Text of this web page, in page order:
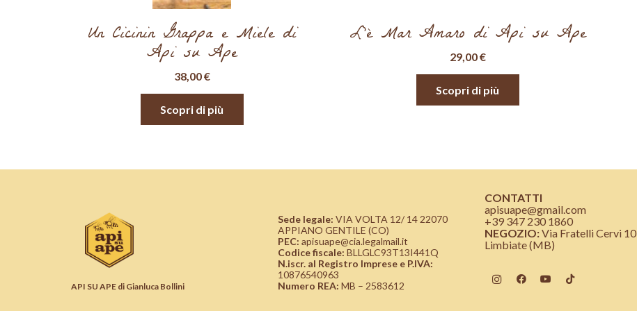
Un Cicinin Grappa e Miele di
Api su Ape
38,00€
Scopri di più
L’è Mar Amaro di Api su Ape
29,00€
Scopri di più
API SU APE di Gianluca Bollini
Sede legale: VIA VOLTA 12/ 14 22070
APPIANO GENTILE (CO)
PEC: apisuape@cia.legalmail.it
Codice fiscale: BLLGLC93T13I441Q
N.iscr. al Registro Imprese e P.IVA:
10876540963
Numero REA: MB – 2583612
CONTATTI
apisuape@gmail.com
+39 347 230 1860
NEGOZIO:Via Fratelli Cervi 10
Limbiate (MB)